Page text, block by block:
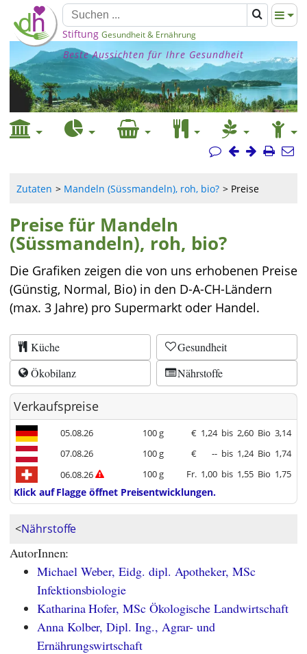
Stiftung Gesundheit & Ernährung
Beste Aussichten für Ihre Gesundheit
Zutaten Mandeln (Süssmandeln), roh, bio? Preise
Preise für Mandeln
(Süssmandeln), roh, bio?
Die Grafiken zeigen die von uns erhobenen Preise
(Günstig, Normal, Bio) in den D-A-CH-Ländern
(max. 3 Jahre) pro Supermarkt oder Handel.
Küche
Gesundheit
Ökobilanz
Nährstoffe
Verkaufspreise
05.08.26 100 g € 1,24 bis 2,60 Bio 3,14
07.08.26
100 g € -- bis 1,24 Bio 1,74
06.08.26
100 g Fr. 1,00 bis 1,55 Bio 1,75
Klick auf Flagge öffnet Preisentwicklungen.
<Nährstoffe
AutorInnen:
Michael Weber, Eidg. dipl. Apotheker, MSc
Infektionsbiologie
Katharina Hofer, MSc Ökologische Landwirtschaft
Anna Kolber, Dipl. Ing., Agrar- und
Ernährungswirtschaft